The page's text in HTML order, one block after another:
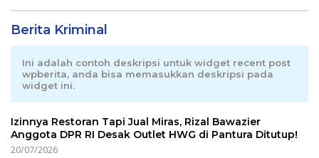
Berita Kriminal
Ini adalah contoh deskripsi untuk widget recent post
wpberita, anda bisa memasukkan deskripsi pada
widget ini.
Izinnya Restoran Tapi Jual Miras, Rizal Bawazier
Anggota DPR RI Desak Outlet HWG di Pantura Ditutup!
20/07/2026